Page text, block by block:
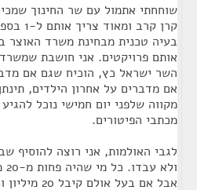
שוחחתי אתמול עם שר החינוך
קרן
בעיה טכנית מבחינת משרד האוצר
אותם פרויקטים. אני חושבת
השר ישראל כץ, הוכיח שגם אם
אם מדברים על אחרון הילדים,
מקווה שלפני יום חמישי נוכל
מכתבי הפיטורים.
לגבי האולמות, אני רוצה להוסיף
אבל אם בעל